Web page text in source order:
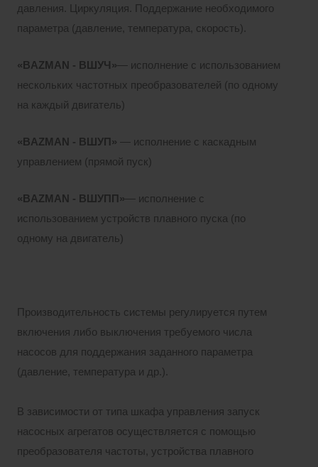
давления. Циркуляция. Поддержание необходимого
параметра (давление, температура, скорость).
«BAZMAN - ВШУЧ»— исполнение с использованием
нескольких частотных преобразователей (по одному
на каждый двигатель)
«BAZMAN - ВШУП» — исполнение с каскадным
управлением (прямой пуск)
«BAZMAN - ВШУПП»— исполнение с
использованием устройств плавного пуска (по
одному на двигатель)
Производительность системы регулируется путем
включения либо выключения требуемого числа
насосов для поддержания заданного параметра
(давление, температура и др.).
В зависимости от типа шкафа управления запуск
насосных агрегатов осуществляется с помощью
преобразователя частоты, устройства плавного